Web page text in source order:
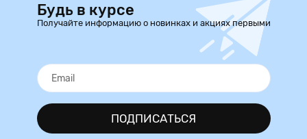
Будь в курсе
Получайте информацию о новинках и акциях первыми
ПОДПИСАТЬСЯ